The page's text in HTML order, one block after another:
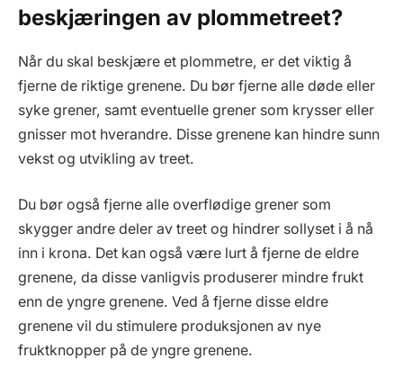
beskjæringen av plommetreet?
Når du skal beskjære et plommetre, er det viktig å
fjerne de riktige grenene. Du bør fjerne alle døde eller
syke grener, samt eventuelle grener som krysser eller
gnisser mot hverandre. Disse grenene kan hindre sunn
vekst og utvikling av treet.
Du bør også fjerne alle overflødige grener som
skygger andre deler av treet og hindrer sollyset i å nå
inn i krona. Det kan også være lurt å fjerne de eldre
grenene, da disse vanligvis produserer mindre frukt
enn de yngre grenene. Ved å fjerne disse eldre
grenene vil du stimulere produksjonen av nye
fruktknopper på de yngre grenene.